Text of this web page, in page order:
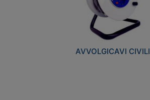
AVVOLGICAVI CIVILI